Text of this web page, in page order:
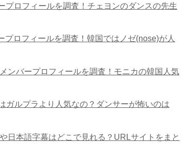
ロフィールを調査！チェヨンのダンスの先生
ロフィールを調査！韓国ではノゼ(nose)が人
ンバープロフィールを調査！モニカの韓国人気
ガルプラより人気なの？ダンサーが怖いのは
日本語字幕はどこで見れる？URLサイトをまと